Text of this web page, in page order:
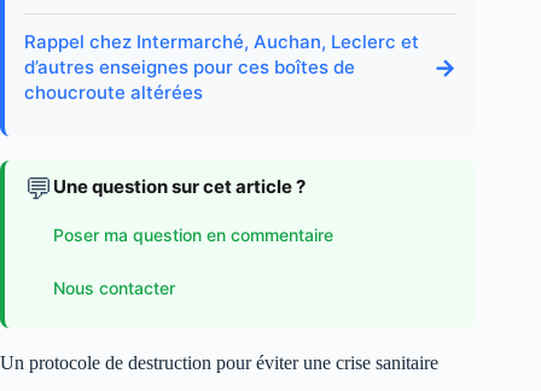
Rappel chez Intermarché, Auchan, Leclerc et
d’autres enseignes pour ces boîtes de
choucroute altérées
→
💬 Une question sur cet article ?
Poser ma question en commentaire
Nous contacter
Un protocole de destruction pour éviter une crise sanitaire